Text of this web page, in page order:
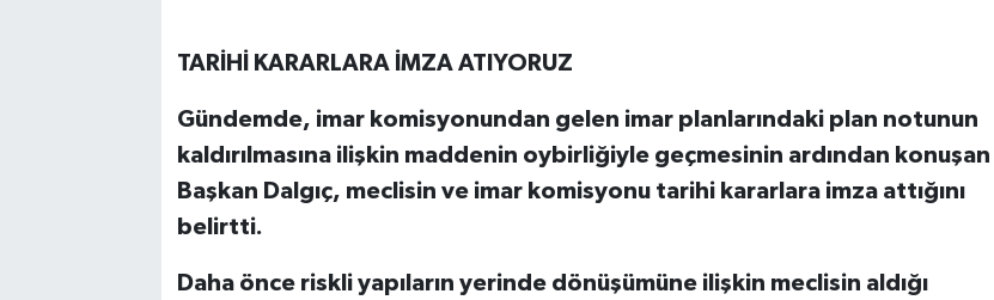
TARİHİ KARARLARA İMZA ATIYORUZ
Gündemde, imar komisyonundan gelen imar planlarındaki plan notunun
kaldırılmasına ilişkin maddenin oybirliğiyle geçmesinin ardından konuşan
Başkan Dalgıç, meclisin ve imar komisyonu tarihi kararlara imza attığını
belirtti.
Daha önce riskli yapıların yerinde dönüşümüne ilişkin meclisin aldığı